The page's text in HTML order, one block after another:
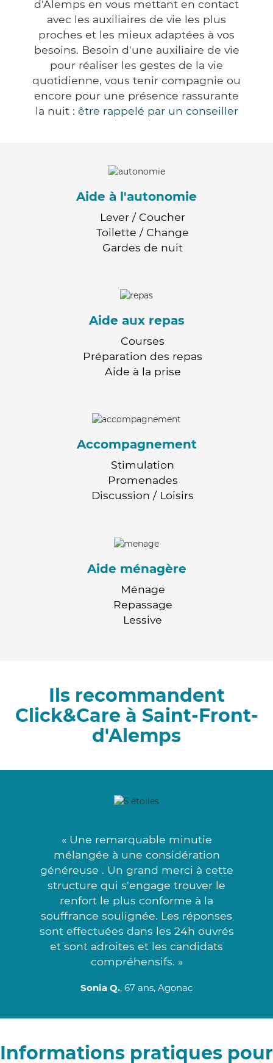
d'Alemps en vous mettant en contact
avec les auxiliaires de vie les plus
proches et les mieux adaptées à vos
besoins. Besoin d'une auxiliaire de vie
pour réaliser les gestes de la vie
quotidienne, vous tenir compagnie ou
encore pour une présence rassurante
la nuit : être rappelé par un conseiller
Aide à l'autonomie
Lever / Coucher
Toilette / Change
Gardes de nuit
Aide aux repas
Courses
Préparation des repas
Aide à la prise
Accompagnement
Stimulation
Promenades
Discussion / Loisirs
Aide ménagère
Ménage
Repassage
Lessive
Ils recommandent
Click&Care à Saint-Front-
d'Alemps
« Une remarquable minutie
mélangée à une considération
généreuse . Un grand merci à cette
structure qui s'engage trouver le
renfort le plus conforme à la
souffrance soulignée. Les réponses
sont effectuées dans les 24h ouvrés
et sont adroites et les candidats
compréhensifs. »
Sonia Q., 67 ans, Agonac
Informations pratiques pour